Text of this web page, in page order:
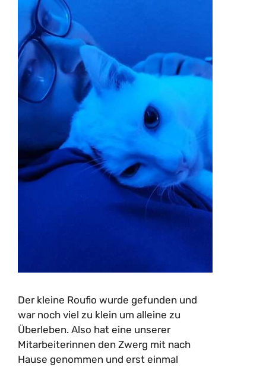
Der kleine Roufio wurde gefunden und
war noch viel zu klein um alleine zu
Überleben. Also hat eine unserer
Mitarbeiterinnen den Zwerg mit nach
Hause genommen und erst einmal